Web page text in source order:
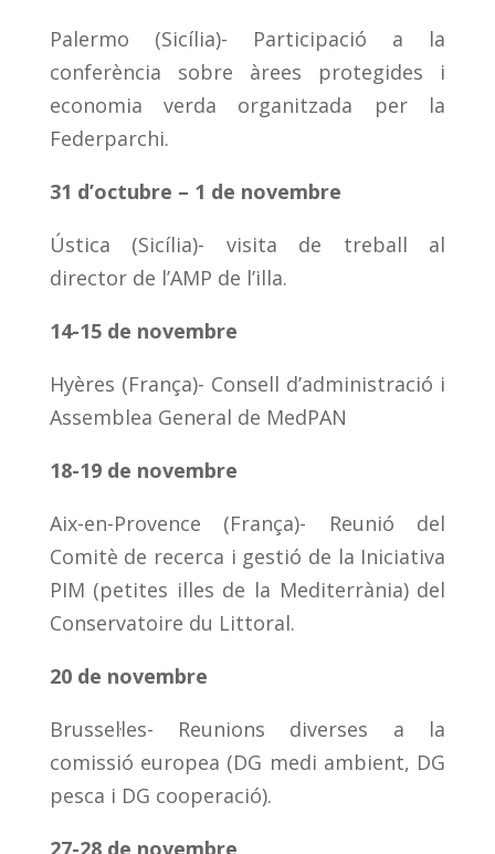
Palermo (Sicília)- Participació a la
conferència sobre àrees protegides i
economia verda organitzada per la
Federparchi.
31 d’octubre – 1 de novembre
Ústica (Sicília)- visita de treball al
director de l’AMP de l’illa.
14-15 de novembre
Hyères (França)- Consell d’administració i
Assemblea General de MedPAN
18-19 de novembre
Aix-en-Provence (França)- Reunió del
Comitè de recerca i gestió de la Iniciativa
PIM (petites illes de la Mediterrània) del
Conservatoire du Littoral.
20 de novembre
Brussel·les- Reunions diverses a la
comissió europea (DG medi ambient, DG
pesca i DG cooperació).
27-28 de novembre